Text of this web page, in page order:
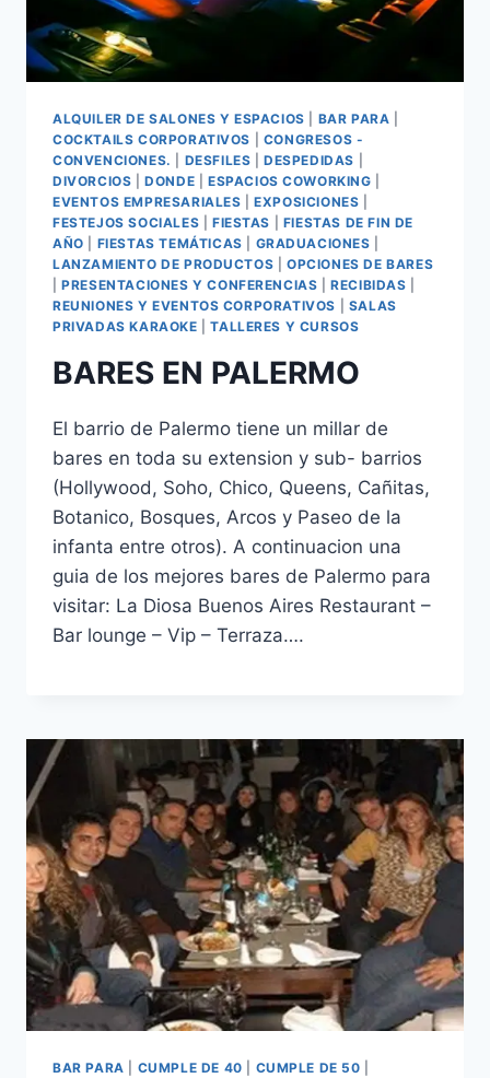
ALQUILER DE SALONES Y ESPACIOS BAR PARA
COCKTAILS CORPORATIVOS
CONGRESOS -
CONVENCIONES.
DESFILES |DESPEDIDAS
DIVORCIOS |DONDE ESPACIOS COWORKING
EVENTOS EMPRESARIALES |EXPOSICIONES
FESTEJOS SOCIALES
FIESTAS
FIESTAS DE FIN DE
AÑO
FIESTAS TEMÁTICAS GRADUACIONES
LANZAMIENTO DE PRODUCTOS |OPCIONES DE BARES
|PRESENTACIONES Y CONFERENCIAS |RECIBIDAS
REUNIONES Y EVENTOS CORPORATIVOS
SALAS
PRIVADAS KARAOKE |TALLERES Y CURSOS
BARES EN PALERMO
El barrio de Palermo tiene un millar de
bares en toda su extension y sub- barrios
(Hollywood, Soho, Chico, Queens, Cañitas,
Botanico, Bosques, Arcos y Paseo de la
infanta entre otros). A continuacion una
guia de los mejores bares de Palermo para
visitar: La Diosa Buenos Aires Restaurant –
Bar lounge – Vip – Terraza….
BAR PARA CUMPLE DE 40 CUMPLE DE 50